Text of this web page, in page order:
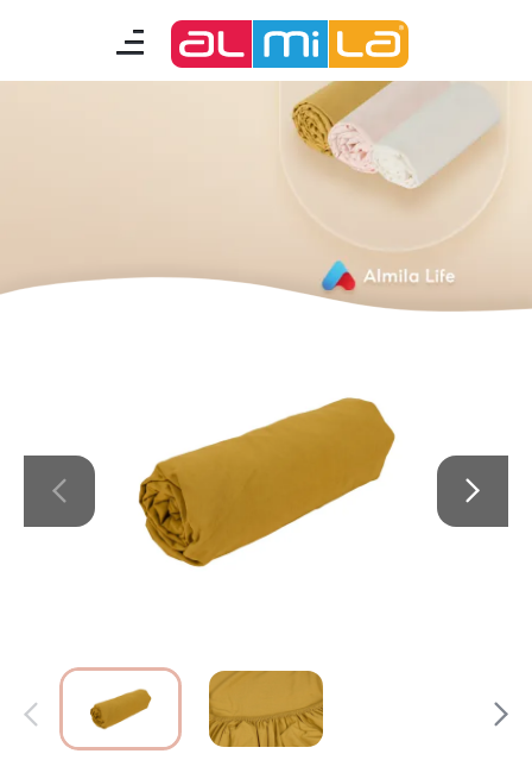
genç odası
Almila Kariyer
Almila Life Concept
Bilgi Toplumu Hizmetleri
Bize Ulaşın
En Yakın Almila
Kataloglar
Kurulum & Teslimat
444 8 543